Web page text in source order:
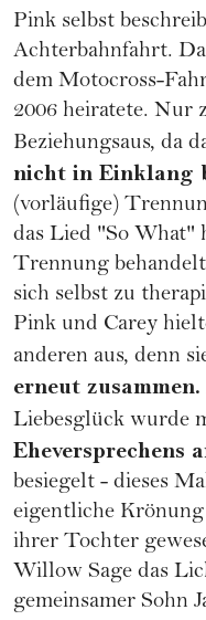
Pink selbst
Achterbahnfahrt.
dem Motocross-
2006 heiratete. Nur
Beziehungsaus, da
nicht in Einklang
(vorläufige)
das Lied "So What"
Trennung
sich selbst zu
Pink und Carey
anderen aus, denn
erneut zusammen.
Liebesglück wurde
Eheversprechens
besiegelt - dieses
eigentliche
ihrer Tochter
Willow Sage das
gemeinsamer Sohn